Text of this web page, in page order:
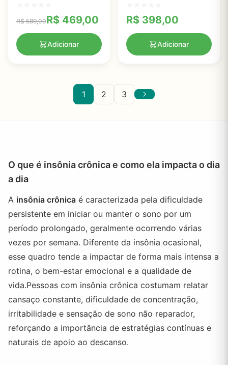
R$589,00R$ 469,00
Adicionar
R$ 398,00
Adicionar
1 2 3
O que é insônia crônica e como ela impacta o dia
a dia
A insônia crônica é caracterizada pela dificuldade
persistente em iniciar ou manter o sono por um
período prolongado, geralmente ocorrendo várias
vezes por semana. Diferente da insônia ocasional,
esse quadro tende a impactar de forma mais intensa a
rotina, o bem-estar emocional e a qualidade de
vida.Pessoas com insônia crônica costumam relatar
cansaço constante, dificuldade de concentração,
irritabilidade e sensação de sono não reparador,
reforçando a importância de estratégias contínuas e
naturais de apoio ao descanso.